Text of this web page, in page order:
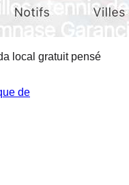
local gratuit pensé
de